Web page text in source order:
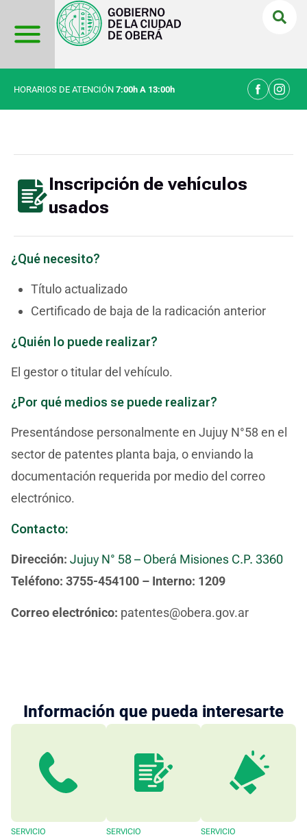
contenido
HORARIOS DE ATENCIÓN 7:00h A 13:00h
Inscripción de vehículos
usados
¿Qué necesito?
Título actualizado
Certificado de baja de la radicación anterior
¿Quién lo puede realizar?
El gestor o titular del vehículo.
¿Por qué medios se puede realizar?
Presentándose personalmente en Jujuy N°58 en el
sector de patentes planta baja, o enviando la
documentación requerida por medio del correo
electrónico.
Contacto:
Dirección: Jujuy N° 58 – Oberá Misiones C.P. 3360
Teléfono: 3755-454100 – Interno: 1209
Correo electrónico: patentes@obera.gov.ar
Información que pueda interesarte
SERVICIO SERVICIO SERVICIO